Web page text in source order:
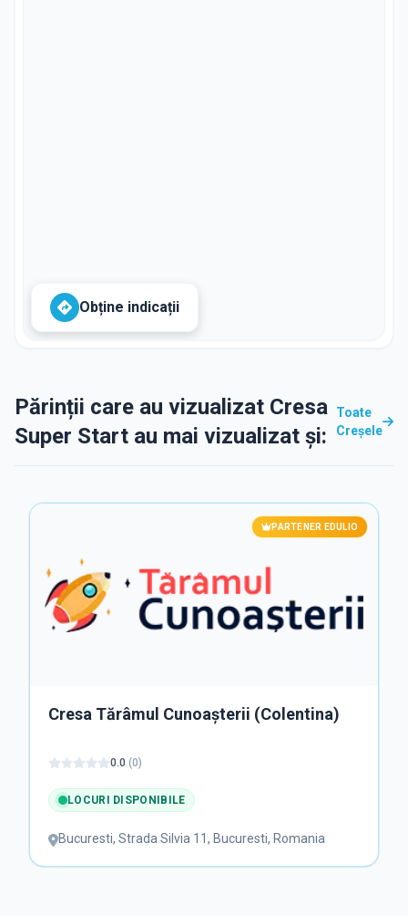
Obține indicații
Părinții care au vizualizat Cresa
Super Start au mai vizualizat și:
Toate
Creșele
PARTENER EDULIO
Cresa Tărâmul Cunoașterii (Colentina)
0.0 (0)
LOCURI DISPONIBILE
Bucuresti, Strada Silvia 11, Bucuresti, Romania